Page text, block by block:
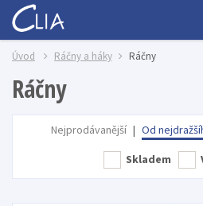
Úvod Ráčny a háky Ráčny
Ráčny
Nejprodávanější | Od
Skladem